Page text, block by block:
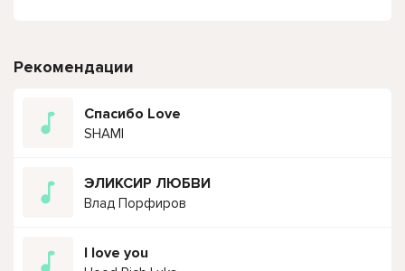
Рекомендации
Спасибо Love
SHAMI
ЭЛИКСИР ЛЮБВИ
Влад Порфиров
I love you